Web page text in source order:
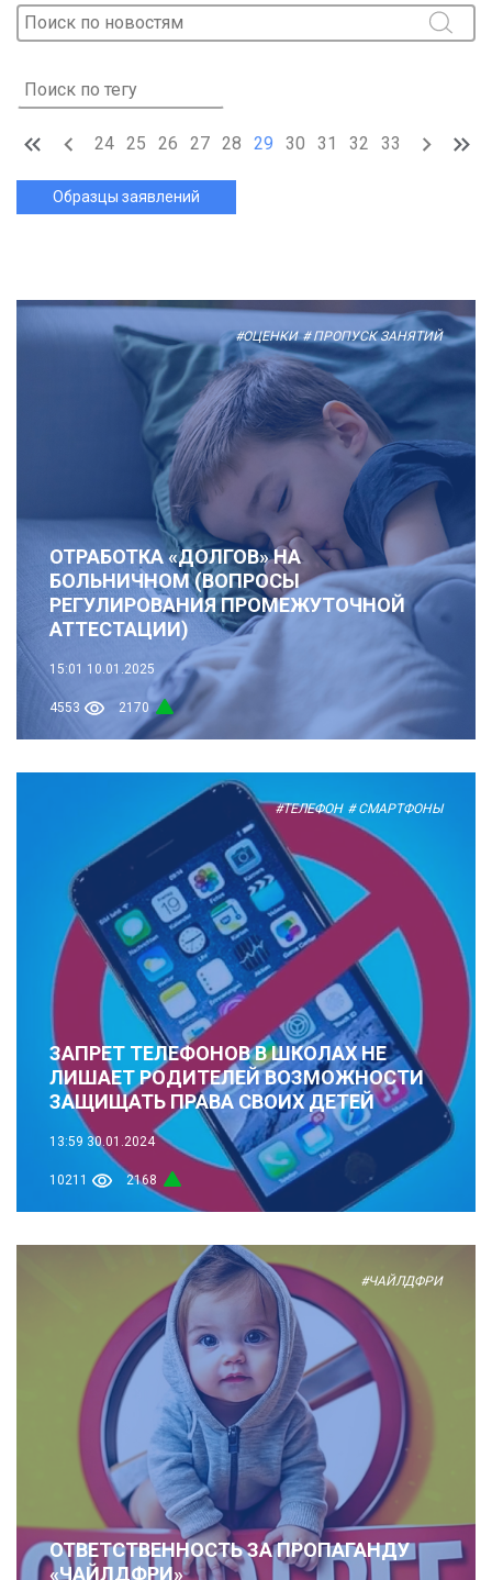
24 25 26 27 28 29 30 31 32 33
Образцы заявлений
#ОЦЕНКИ # ПРОПУСК ЗАНЯТИЙ
ОТРАБОТКА «ДОЛГОВ» НА
БОЛЬНИЧНОМ (ВОПРОСЫ
РЕГУЛИРОВАНИЯ ПРОМЕЖУТОЧНОЙ
АТТЕСТАЦИИ)
15:01 10.01.2025
4553 2170
#ТЕЛЕФОН # СМАРТФОНЫ
ЗАПРЕТ ТЕЛЕФОНОВ В ШКОЛАХ НЕ
ЛИШАЕТ РОДИТЕЛЕЙ ВОЗМОЖНОСТИ
ЗАЩИЩАТЬ ПРАВА СВОИХ ДЕТЕЙ
13:59 30.01.2024
10211 2168
#ЧАЙЛДФРИ
ОТВЕТСТВЕННОСТЬ ЗА ПРОПАГАНДУ
«ЧАЙЛДФРИ»